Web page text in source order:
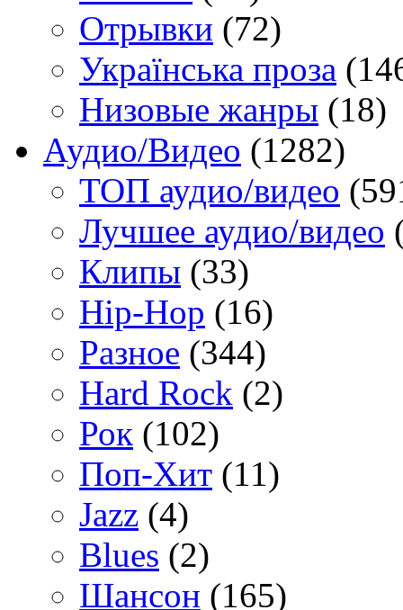
Отрывки (72)
Українська проза
Низовые жанры (18)
Аудио/Видео (1282)
TOП аудио/видео
Лучшее аудио/видео
Клипы (33)
Hip-Hop (16)
Разное (344)
Hard Rock (2)
Рок (102)
Поп-Хит (11)
Jazz (4)
Blues (2)
Шансон (165)